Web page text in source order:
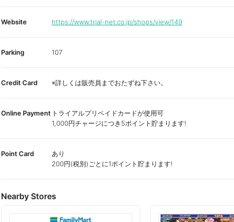
Website https://www.trial-net.co.jp/shops/view/149
Parking 107
Credit Card ※詳しくは販売員までおたずね下さい。
Online Payment トライアルプリペイドカードが使用可
1,000円チャージにつき5ポイント貯まります!
Point Card
あり
200円(税別)ごとに1ポイント貯まります!
Nearby Stores